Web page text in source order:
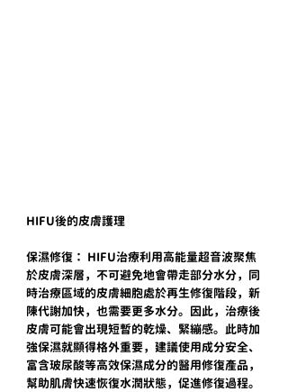
HIFU後的皮膚護理
保濕修復： HIFU治療利用高能量超音波聚焦
於皮膚深層，不可避免地會帶走部分水分，同
時治療區域的皮膚細胞處於再生修復階段，新
陳代謝加快，也需要更多水分。因此，治療後
皮膚可能會出現短暫的乾燥、緊繃感。此時加
強保濕就顯得格外重要，建議使用成分安全、
富含玻尿酸等高效保濕成分的醫用修復產品，
幫助肌膚快速恢復水潤狀態，促進修復過程。